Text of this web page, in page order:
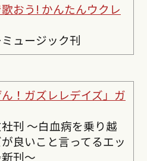
おう! かんたんウクレ
ュージック刊
ん！ガズレレデイズ」ガ
刊 〜白血病を乗り越
良いこと言ってるエッ
刊〜